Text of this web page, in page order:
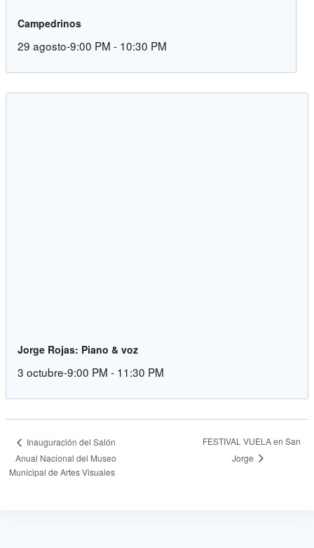
Campedrinos
29 agosto-9:00 PM - 10:30 PM
Jorge Rojas: Piano & voz
3 octubre-9:00 PM - 11:30 PM
Inauguración del Salón
Anual Nacional del Museo
Municipal de Artes Visuales
FESTIVAL VUELA en San
Jorge